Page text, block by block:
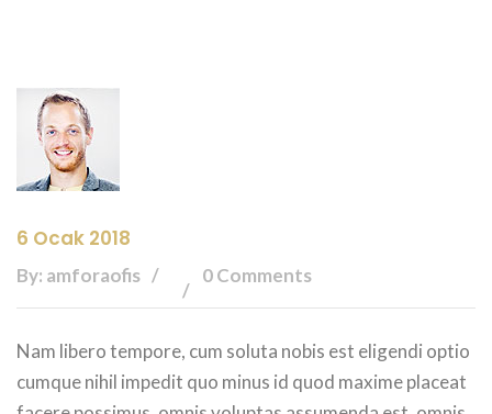
6 Ocak 2018
By: amforaofis 0 Comments
Nam libero tempore, cum soluta nobis est eligendi optio
cumque nihil impedit quo minus id quod maxime placeat